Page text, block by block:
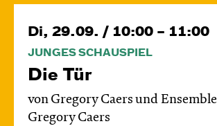
Di, 29.09. / 10:00 – 11:00
JUNGES SCHAUSPIEL
Die Tür
von Gregory Caers und Ensemble
Gregory Caers